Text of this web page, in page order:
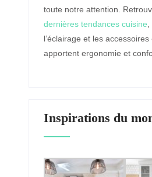
toute notre attention.
dernières tendances cuisine
l’éclairage et les accessoires
apportent ergonomie et
Inspirations du